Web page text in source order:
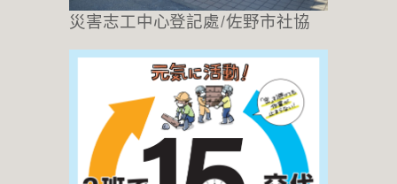
災害志工中心登記處/佐野市社協